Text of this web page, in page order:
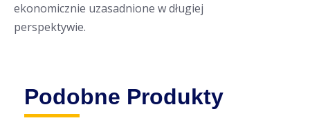
ekonomicznie uzasadnione w długiej
perspektywie.
Podobne Produkty